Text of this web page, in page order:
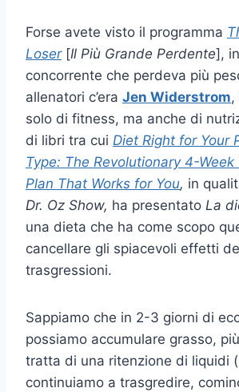
Forse avete visto il programma
Loser[Il Più Grande Perdente],
concorrente che perdeva più
allenatori c’era Jen Widerstrom,
solo di fitness, ma anche di
di libri tra cui Diet Right for Your
Type: The Revolutionary 4-
Plan That Works for You, in
Dr. Oz Show, ha presentato La
una dieta che ha come scopo
cancellare gli spiacevoli effetti
trasgressioni.
Sappiamo che in 2-3 giorni di
possiamo accumulare grasso,
tratta di una ritenzione di liquidi
continuiamo a trasgredire,